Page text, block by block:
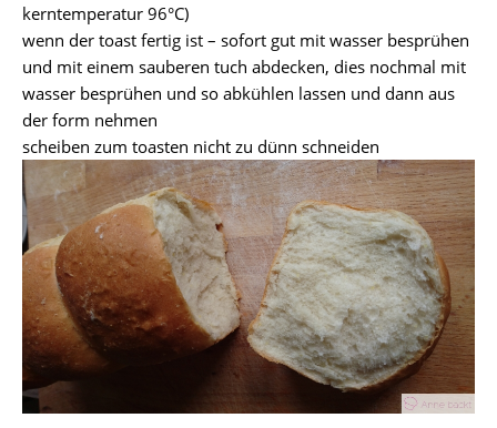
kerntemperatur 96°C)
wenn der toast fertig ist – sofort gut mit wasser besprühen
und mit einem sauberen tuch abdecken, dies nochmal mit
wasser besprühen und so abkühlen lassen und dann aus
der form nehmen
scheiben zum toasten nicht zu dünn schneiden